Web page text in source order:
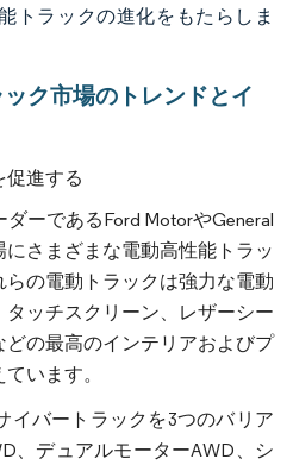
トラックの進化をもたらしま
ク市場のトレンドとイ
促進する
ーであるFord MotorやGeneral
さまざまな電動高性能トラッ
の電動トラックは強力な電動
ッチスクリーン、レザーシー
どの最高のインテリアおよびプ
います。
イバートラックを3つのバリア
、デュアルモーターAWD、シ